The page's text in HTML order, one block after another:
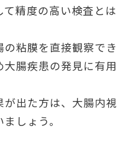
精度の高い検査とは
粘膜を直接観察でき
腸疾患の発見に有用
出た方は、大腸内視
しょう。